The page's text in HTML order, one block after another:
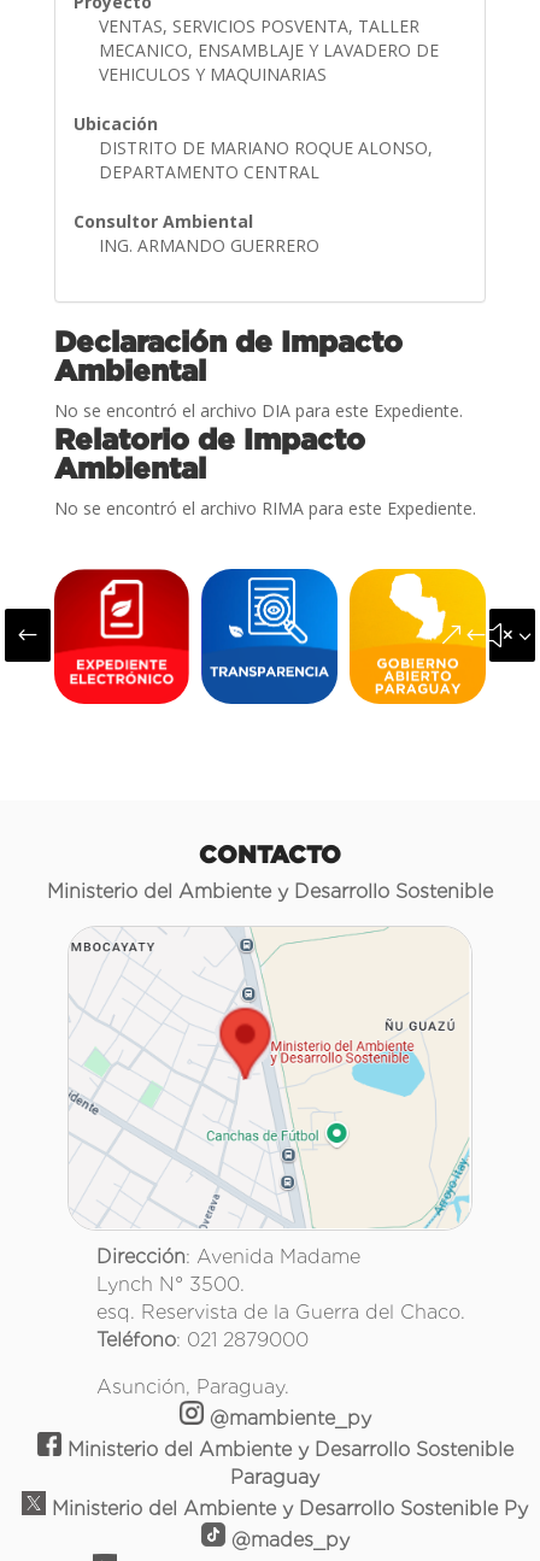
VENTAS, SERVICIOS POSVENTA, TALLER
MECANICO, ENSAMBLAJE Y LAVADERO DE
VEHICULOS Y MAQUINARIAS
Ubicación
DISTRITO DE MARIANO ROQUE ALONSO,
DEPARTAMENTO CENTRAL
Consultor Ambiental
ING. ARMANDO GUERRERO
Declaración de Impacto
Ambiental
No se encontró el archivo DIA para este Expediente.
Relatorio de Impacto
Ambiental
No se encontró el archivo RIMA para este Expediente.
#
CONTACTO
Ministerio del Ambiente y Desarrollo Sostenible
Dirección: Avenida Madame
Lynch N° 3500.
esq. Reservista de la Guerra del Chaco.
Teléfono: 021 2879000
Asunción, Paraguay.
@mambiente_py
Ministerio del Ambiente y Desarrollo Sostenible
Paraguay
Ministerio del Ambiente y Desarrollo Sostenible Py
@mades_py